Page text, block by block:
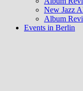
New Jazz
Album
Events in Berlin